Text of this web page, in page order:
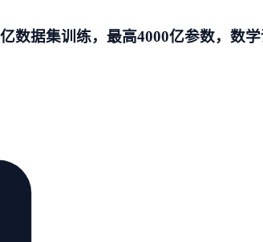
据集训练，最高4000亿参数，数学